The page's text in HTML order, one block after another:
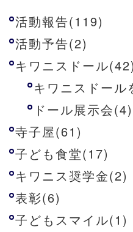
活動報告(119)
活動予告(2)
キワニスドール(42)
キワニスドー
ドール展示会(4)
寺子屋(61)
子ども食堂(17)
キワニス奨学金(2)
表彰(6)
子どもスマイル(1)